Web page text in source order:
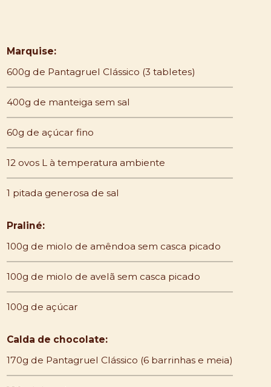
Marquise:
600g de Pantagruel Clássico (3 tabletes)
400g de manteiga sem sal
60g de açúcar fino
12 ovos L à temperatura ambiente
1 pitada generosa de sal
Praliné:
100g de miolo de amêndoa sem casca picado
100g de miolo de avelã sem casca picado
100g de açúcar
Calda de chocolate:
170g de Pantagruel Clássico (6 barrinhas e meia)